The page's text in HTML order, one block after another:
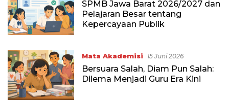
SPMB Jawa Barat 2026/2027 dan
Pelajaran Besar tentang
Kepercayaan Publik
Mata Akademisi 15 Juni 2026
Bersuara Salah, Diam Pun Salah:
Dilema Menjadi Guru Era Kini